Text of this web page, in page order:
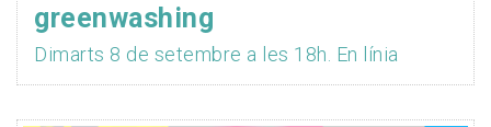
greenwashing
Dimarts 8 de setembre a les 18h. En línia